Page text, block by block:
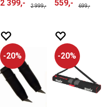
2 399,- 2 999,- 559,- 699,-
20% 20%